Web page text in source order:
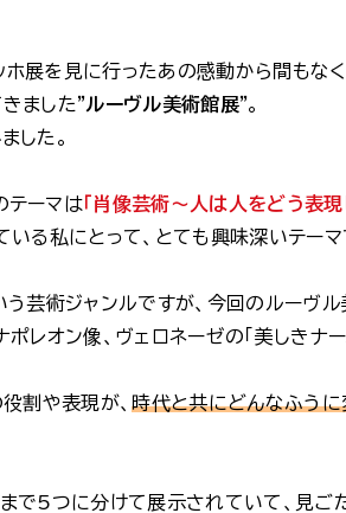
展を見に行ったあの感動から間もなく一
ました”ルーヴル美術館展”。
した。
テーマは 「肖像芸術～人は人をどう表現
る私にとって、とても興味深いテーマ
う芸術ジャンルですが、今回のルーヴ
レオン像、ヴェロネーゼの「美しきナ
役割や表現が、時代と共にどんなふう
で5つに分けて展示されていて、見ご